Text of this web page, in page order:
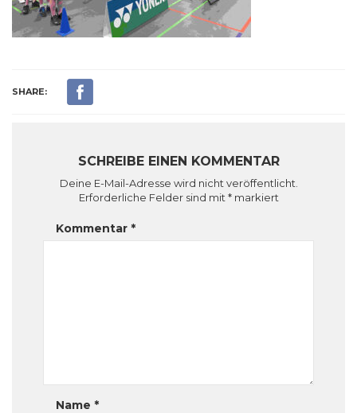
SHARE:
SCHREIBE EINEN KOMMENTAR
Deine E-Mail-Adresse wird nicht veröffentlicht.
Erforderliche Felder sind mit *markiert
Kommentar *
Name *